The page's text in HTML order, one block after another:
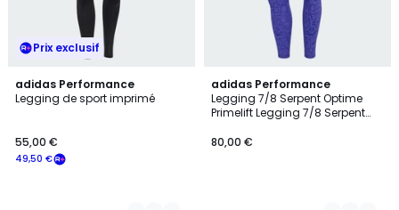
Prix exclusif
adidas Performance
Legging de sport imprimé
49,50 €
55,00 €
2
Couleurs
adidas Performance
Legging 7/8 Serpent Optime
Primelift Legging 7/8 Serpent
80,00 €
2
Couleurs